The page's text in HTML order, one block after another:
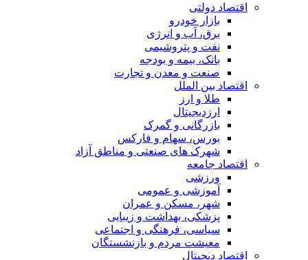
اقتصاد دولتی
بازار خودرو
برق، آب و انرژی
نفت و پتروشیمی
بانک، بیمه و بودجه
صنعت و معدن و تجارت
اقتصاد بین الملل
طلا و ارز
ارزدیجیتال
بازرگانی و گمرک
بورس، سهام و فارکس
شهرک های صنعتی و مناطق آزاد
اقتصاد جامعه
ورزشی
آموزشی و عمومی
شهر، مسکن و عمران
پزشکی، بهداشت و زیبایی
سیاسی، فرهنگی و اجتماعی
معیشت مردم و بازنشستگان
اقتصاد دیجیتال